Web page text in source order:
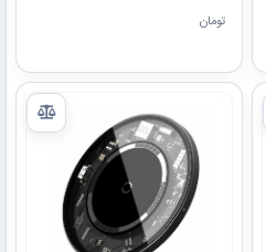
تومان